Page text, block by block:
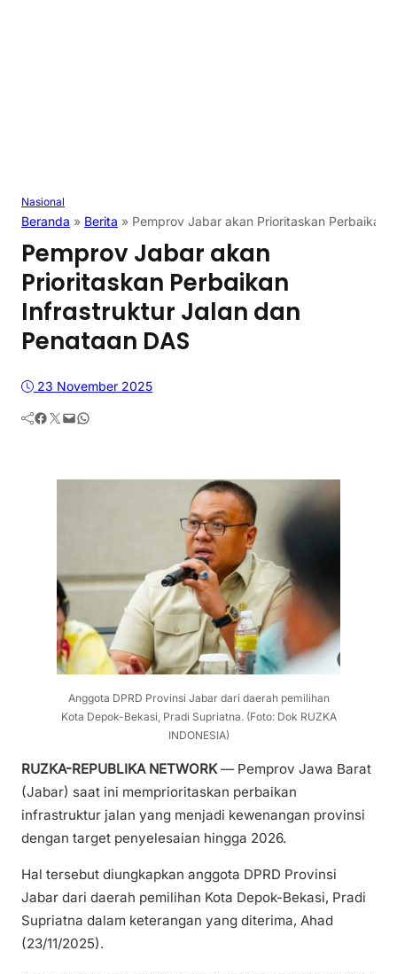
Nasional
Beranda » Berita » Pemprov Jabar akan Prioritaskan Perbaikan
Pemprov Jabar akan
Prioritaskan Perbaikan
Infrastruktur Jalan dan
Penataan DAS
23 November 2025
Facebook Twitter Mail WhatsApp
Anggota DPRD Provinsi Jabar dari daerah pemilihan
Kota Depok-Bekasi, Pradi Supriatna. (Foto: Dok RUZKA
INDONESIA)
RUZKA-REPUBLIKA NETWORK— Pemprov Jawa Barat
(Jabar) saat ini memprioritaskan perbaikan
infrastruktur jalan yang menjadi kewenangan provinsi
dengan target penyelesaian hingga 2026.
Hal tersebut diungkapkan anggota DPRD Provinsi
Jabar dari daerah pemilihan Kota Depok-Bekasi, Pradi
Supriatna dalam keterangan yang diterima, Ahad
(23/11/2025).